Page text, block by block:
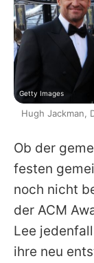
Ob der
festen
noch nicht
der ACM
Lee
ihre neu
Getty Images
Hugh Jackman,